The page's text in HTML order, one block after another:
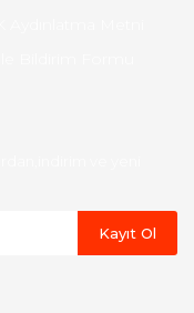
Kayıt Ol